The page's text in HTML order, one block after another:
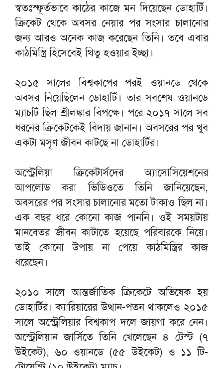
স্বতঃস্ফূর্তভাবে কাঠের কাজে মন দিয়েছেন ডোহার্টি।
ক্রিকেট থেকে অবসর নেয়ার পর সংসার চালানোর
জন্য আরও অনেক কাজ করেছেন তিনি। তবে এবার
কাঠমিস্ত্রি হিসেবেই থিতু হওয়ার ইচ্ছা।
২০১৫ সালের বিশ্বকাপের পরই ওয়ানডে থেকে
অবসর নিয়েছিলেন ডোহার্টি। তার সবশেষ ওয়ানডে
ম্যাচটি ছিল শ্রীলঙ্কার বিপক্ষে। পরে ২০১৭ সালে সব
ধরনের ক্রিকেটকেই বিদায় জানান। অবসরের পর খুব
একটা মসৃণ জীবন কাটছে না ডোহার্টির।
অস্ট্রেলিয়া ক্রিকেটার্সদের অ্যাসোসিয়েশনের
আপলোড করা ভিডিওতে তিনি জানিয়েছেন,
অবসরের পর সংসার চালানোর মতো টাকাও ছিল না।
এক বছর ধরে কোনো কাজ পাননি। ওই সময়টায়
মানবেতর জীবন কাটাতে হয়েছে পরিবারকে নিয়ে।
তাই কোনো উপায় না পেয়ে কাঠমিস্ত্রির কাজ
ধরেছেন।
২০১০ সালে আন্তর্জাতিক ক্রিকেটে অভিষেক হয়
ডোহার্টির। ক্যারিয়ারের উত্থান-পতন থাকলেও ২০১৫
সালে অস্ট্রেলিয়ার বিশ্বকাপ দলে জায়গা করে নেন।
অস্ট্রেলিয়ান জার্সিতে তিনি খেলেছেন ৪ টেস্ট (৭
উইকেট), ৬০ ওয়ানডে (৫৫ উইকেট) ও ১১ টি-